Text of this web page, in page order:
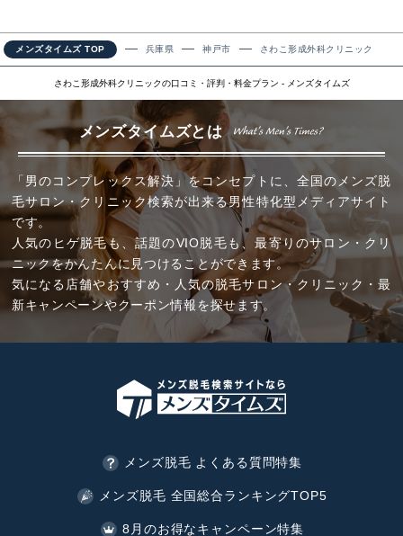
メンズタイムズ TOP 兵庫県 神戸市 さわこ形成外科クリニック
さわこ形成外科クリニックの口コミ・評判・料金プラン - メンズタイムズ
メンズタイムズとは
「男のコンプレックス解決」をコンセプトに、全国のメンズ脱
毛サロン・クリニック検索が出来る男性特化型メディアサイト
です。
人気のヒゲ脱毛も、話題のVIO脱毛も、最寄りのサロン・クリ
ニックをかんたんに見つけることができます。
気になる店舗やおすすめ・人気の脱毛サロン・クリニック・最
新キャンペーンやクーポン情報を探せます。
メンズ脱毛 よくある質問特集
メンズ脱毛 全国総合ランキングTOP5
8月のお得なキャンペーン特集